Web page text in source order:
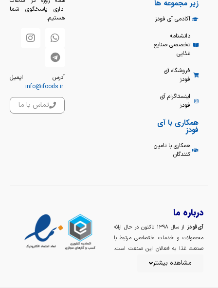
زیر مجموعه ها
آکادمی آی فودز
دانشنامه
تخصصی صنایع
غذایی
فروشگاه آی
فودز
اینستاگرام آی
فودز
همکاری با آی
فودز
همکاری با تامین
کنندگان
اداری پاسخگوی شما
هستیم.
آدرس ایمیل
:
info@ifoods.ir
تماس با ما
درباره ما
آی‌فودز
از سال ۱۳۹۸ تاکنون در حال ارائه
محصولات و خدمات اختصاصی مرتبط با
صنعت غذا به فعالان این صنعت است.
خداوند را شاکریم که در این سالها افتخار
مشاهده بیشتر